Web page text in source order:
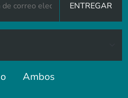
ENTREGAR
Ambos